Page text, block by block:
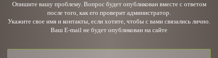
Опишите вашу проблему. Вопрос будет опубликован вместе с ответом
после того, как его проверит администратор.
Укажите свое имя и контакты, если хотите, чтобы с вами связались лично.
Ваш E-mail не будет опубликован на сайте